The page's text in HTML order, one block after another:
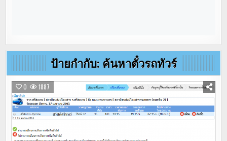
ป้ายกำกับ: ค้นหาตั๋วรถทัวร์
0 1887